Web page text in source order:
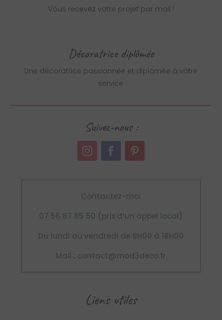
Vous recevez votre projet par mail !
Décoratrice diplômée
Une décoratrice passionnée et diplômée à votre
service
Suivez-nous :
Contactez-moi
07 56 87 85 50 (prix d’un appel local)
Du lundi au vendredi de 9H00 à 18H00
Mail : contact@mod3deco.fr
Liens utiles